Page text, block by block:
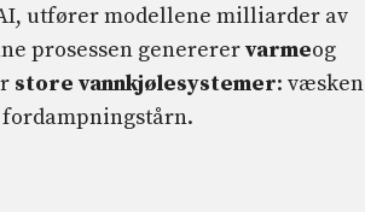
utfører modellene milliarder av
prosessen genererervarmeog
store vannkjølesystemer: væsken